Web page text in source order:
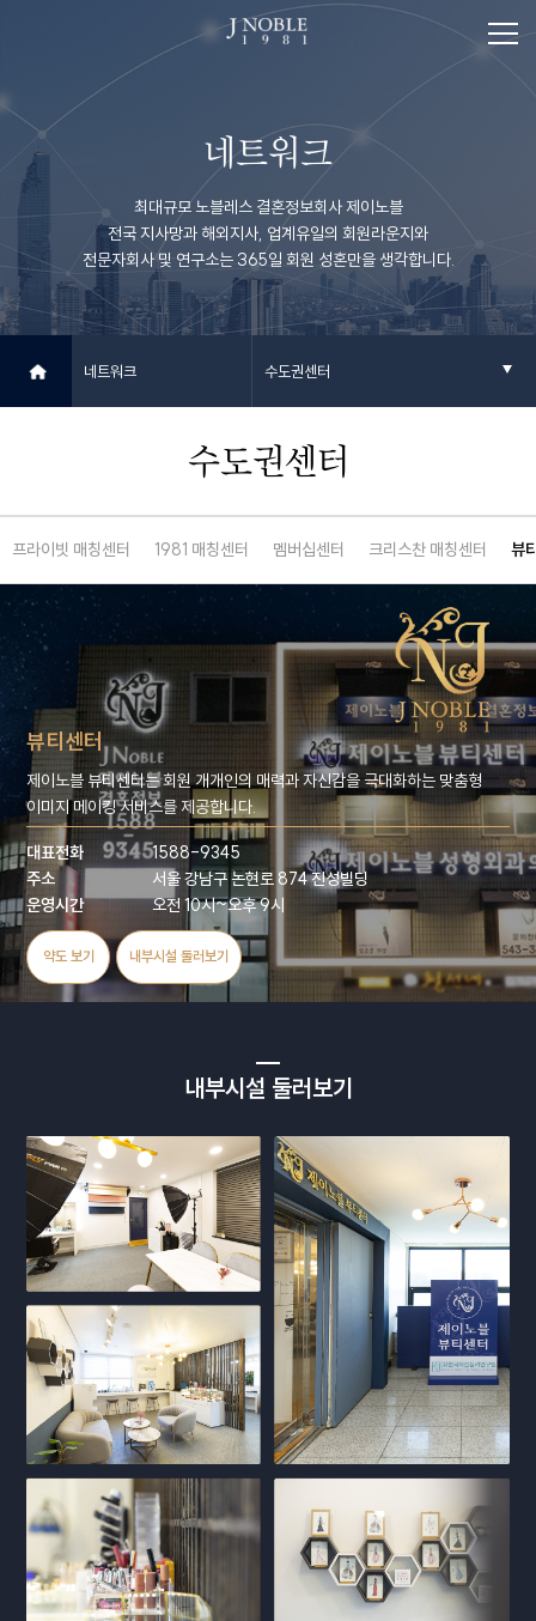
네트워크
최대규모 노블레스 결혼정보회사 제이노블
전국 지사망과 해외지사, 업계유일의 회원라운지와
전문자회사 및 연구소는 365일 회원 성혼만을 생각합니다.
네트워크 수도권센터
수도권센터
프라이빗 매칭센터 1981 매칭센터 멤버십센터 크리스찬 매칭센터 뷰
뷰티센터
제이노블 뷰티센터는 회원 개개인의 매력과 자신감을 극대화하는 맞춤형
이미지 메이킹 서비스를 제공합니다.
대표전화
1588-9345
주소
서울 강남구 논현로 874 진성빌딩
운영시간
오전 10시~오후 9시
약도 보기 내부시설 둘러보기
내부시설 둘러보기